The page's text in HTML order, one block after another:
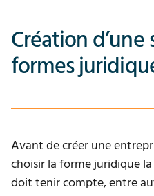
Création
formes
Avant de créer une
choisir la forme juridique
doit tenir compte, entre